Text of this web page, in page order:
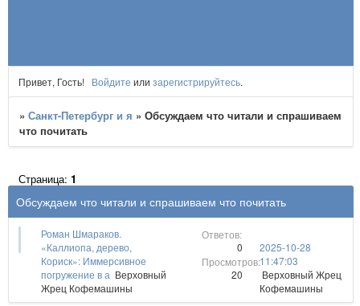
Привет, Гость! Войдите или зарегистрируйтесь.
»Санкт-Петербург и я »Обсуждаем что читали и спрашиваем
что почитать
Обсуждаем что читали и спрашиваем что почитать
Страница:1
Роман Шмараков.
«Каллиопа, дерево,
Кориск»: Иммерсивное
погружение в а Верховный
Жрец Кофемашины
0
20
2025-10-28
11:47:03
Верховный Жрец
Кофемашины